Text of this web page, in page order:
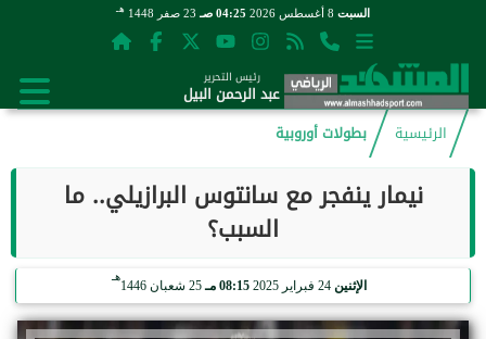
السبت 04:25 صـ 23 صفر 1448 هـ
رئيس التحرير
عبد الرحمن البيل
الرئيسية
بطولات أوروبية
نيمار ينفجر مع سانتوس البرازيلي.. ما
السبب؟
الإثنين 24 فبراير 2025 08:15 مـ 25 شعبان 1446
هـ